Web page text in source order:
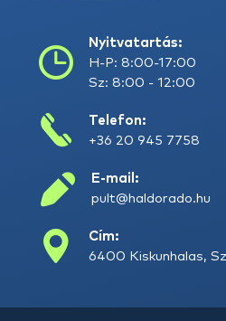
Nyitvatartás:
H-P: 8:00-17:00
Sz: 8:00 - 12:00
Telefon:
+36 20 945 7758
E-mail:
pult@haldorado.hu
Cím:
6400 Kiskunhalas,